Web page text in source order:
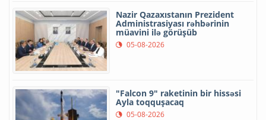
Nazir Qazaxıstanın Prezident
Administrasiyası rəhbərinin
müavini ilə görüşüb
05-08-2026
"Falcon 9" raketinin bir hissəsi
Ayla toqquşacaq
05-08-2026